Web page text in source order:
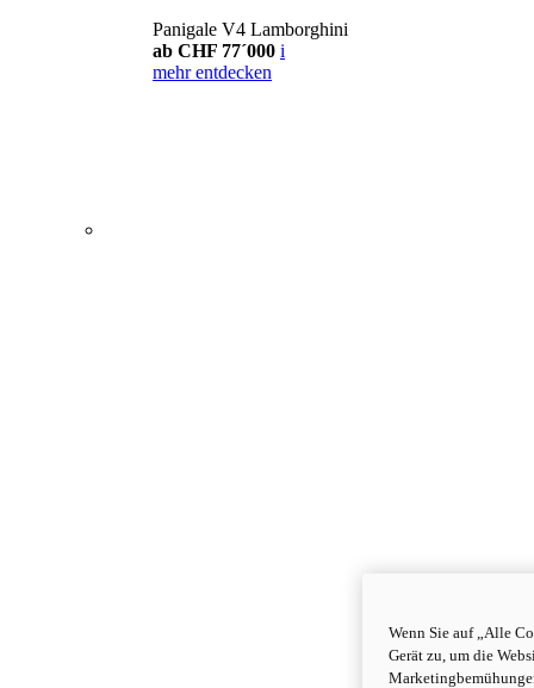
Panigale V4 Lamborghini
ab CHF 77´000 i
mehr entdecken
Wenn Sie auf „Alle
Gerät zu, um die